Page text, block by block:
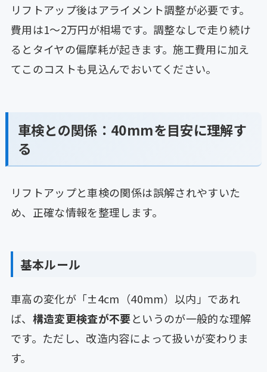
リフトアップ後はアライメント調整が必要です。
費用は1〜2万円が相場です。調整なしで走り続け
るとタイヤの偏摩耗が起きます。施工費用に加え
てこのコストも見込んでおいてください。
車検との関係：40mmを目安に理解す
る
リフトアップと車検の関係は誤解されやすいた
め、正確な情報を整理します。
基本ルール
車高の変化が「±4cm（40mm）以内」であれ
ば、 構造変更検査が不要というのが一般的な理解
です。ただし、改造内容によって扱いが変わりま
す。